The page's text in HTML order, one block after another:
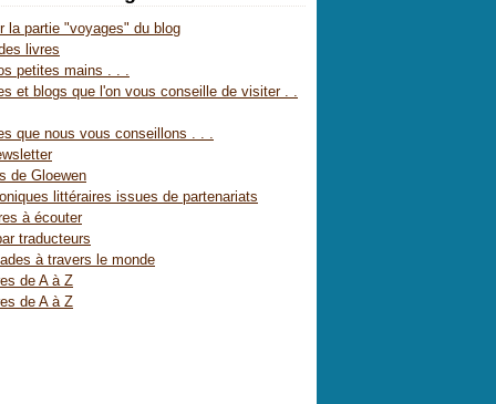
la partie "voyages" du blog
livres
petites mains . . .
et blogs que l'on vous conseille de visiter . .
que nous vous conseillons . . .
de Gloewen
littéraires issues de partenariats
à écouter
traducteurs
à travers le monde
de A à Z
de A à Z